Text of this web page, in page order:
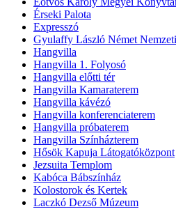
Érseki Palota
Expresszó
Gyulaffy László Német
Hangvilla
Hangvilla 1. Folyosó
Hangvilla előtti tér
Hangvilla Kamaraterem
Hangvilla kávézó
Hangvilla konferenciaterem
Hangvilla próbaterem
Hangvilla Színházterem
Hősök Kapuja Látogatóközpont
Jezsuita Templom
Kabóca Bábszínház
Kolostorok és Kertek
Laczkó Dezső Múzeum